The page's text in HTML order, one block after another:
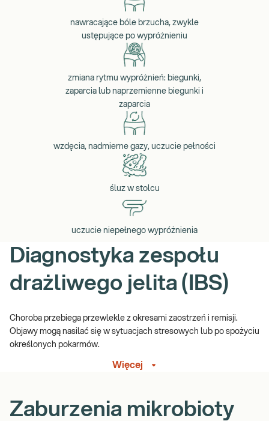
nawracające bóle brzucha, zwykle
ustępujące po wypróżnieniu
zmiana rytmu wypróżnień: biegunki,
zaparcia lub naprzemienne biegunki i
zaparcia
wzdęcia, nadmierne gazy, uczucie pełności
śluz w stolcu
uczucie niepełnego wypróżnienia
Diagnostyka zespołu
drażliwego jelita (IBS)
Choroba przebiega przewlekle z okresami zaostrzeń i remisji.
Objawy mogą nasilać się w sytuacjach stresowych lub po spożyciu
określonych pokarmów.
IBS diagnozuje się wówczas, jeżeli nawracający ból
cechami:
Więcej
Zaburzenia mikrobioty